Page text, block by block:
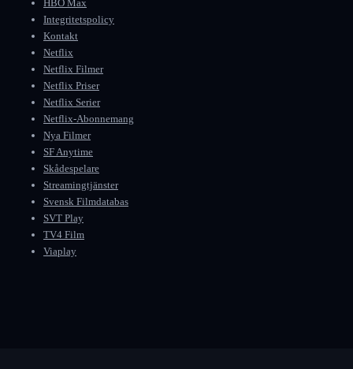
HBO Max
Integritetspolicy
Kontakt
Netflix
Netflix Filmer
Netflix Priser
Netflix Serier
Netflix-Abonnemang
Nya Filmer
SF Anytime
Skådespelare
Streamingtjänster
Svensk Filmdatabas
SVT Play
TV4 Film
Viaplay